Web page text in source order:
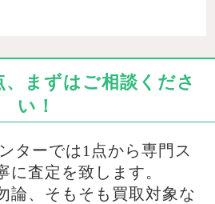
、まずはご相談くださ
い！
ターでは1点から専門ス
に査定を致します。
論、そもそも買取対象な